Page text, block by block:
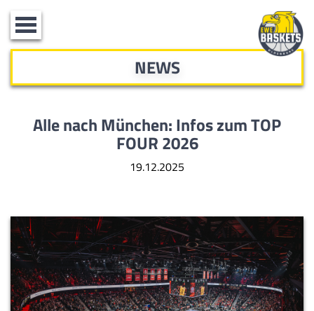
Toggle
navigation
NEWS
Alle nach München: Infos zum TOP
FOUR 2026
19.12.2025